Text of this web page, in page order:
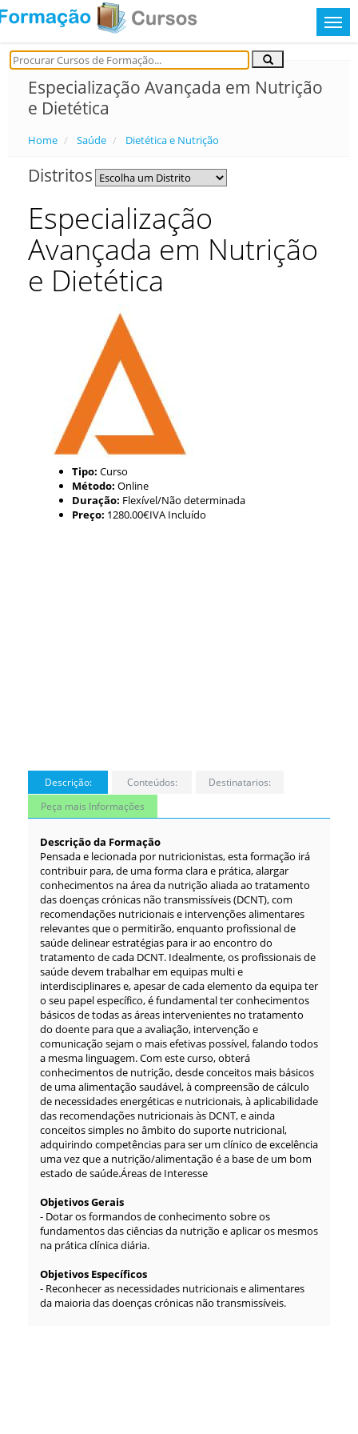
Especialização Avançada em Nutrição
e Dietética
Home Saúde Dietética e Nutrição
Distritos
Especialização
Avançada em Nutrição
e Dietética
Tipo: Curso
Método: Online
Duração: Flexível/Não determinada
Preço: 1280.00€IVA Incluído
Descrição: Conteúdos:
Destinatarios:
Peça mais Informações
Descrição da Formação
Pensada e lecionada por nutricionistas, esta formação irá
contribuir para, de uma forma clara e prática, alargar
conhecimentos na área da nutrição aliada ao tratamento
das doenças crónicas não transmissíveis (DCNT), com
recomendações nutricionais e intervenções alimentares
relevantes que o permitirão, enquanto profissional de
saúde delinear estratégias para ir ao encontro do
tratamento de cada DCNT. Idealmente, os profissionais de
saúde devem trabalhar em equipas multi e
interdisciplinares e, apesar de cada elemento da equipa ter
o seu papel específico, é fundamental ter conhecimentos
básicos de todas as áreas intervenientes no tratamento
do doente para que a avaliação, intervenção e
comunicação sejam o mais efetivas possível, falando todos
a mesma linguagem. Com este curso, obterá
conhecimentos de nutrição, desde conceitos mais básicos
de uma alimentação saudável, à compreensão de cálculo
de necessidades energéticas e nutricionais, à aplicabilidade
das recomendações nutricionais às DCNT, e ainda
conceitos simples no âmbito do suporte nutricional,
adquirindo competências para ser um clínico de excelência
uma vez que a nutrição/alimentação é a base de um bom
estado de saúde.Áreas de Interesse
Objetivos Gerais
- Dotar os formandos de conhecimento sobre os
fundamentos das ciências da nutrição e aplicar os mesmos
na prática clínica diária.
Objetivos Específicos
- Reconhecer as necessidades nutricionais e alimentares
da maioria das doenças crónicas não transmissíveis.